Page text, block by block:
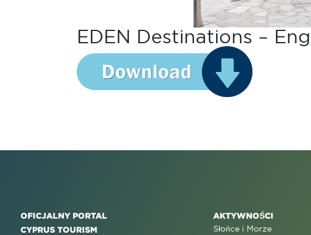
EDEN Destinations –
OFICJALNY PORTAL
CYPRUS TOURISM
AKTYWNOŚCI
Słońce i Morze